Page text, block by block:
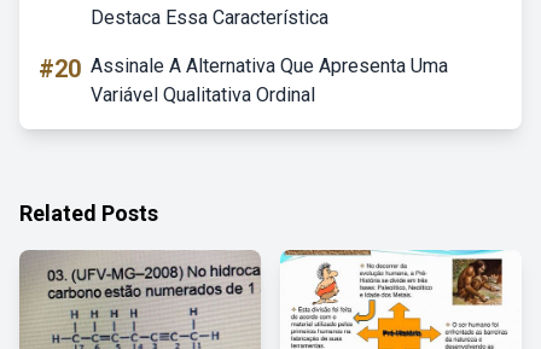
Destaca Essa Característica
#20 Assinale A Alternativa Que Apresenta Uma
Variável Qualitativa Ordinal
Related Posts